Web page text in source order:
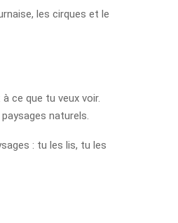
les cirques et le
ce que tu veux voir.
naturels.
: tu les lis, tu les